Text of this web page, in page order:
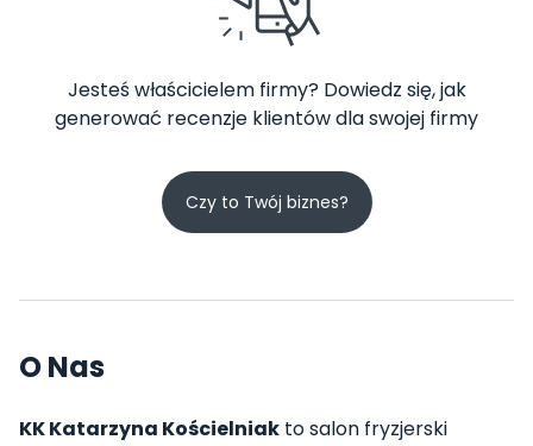
Jesteś właścicielem firmy? Dowiedz się, jak
generować recenzje klientów dla swojej firmy
Czy to Twój biznes?
O Nas
KK Katarzyna Kościelniak to salon fryzjerski